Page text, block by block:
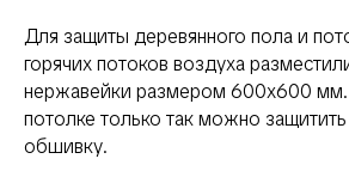
Для защиты деревянного пола и
горячих потоков воздуха
нержавейки размером 600х600
потолке только так можно
обшивку.